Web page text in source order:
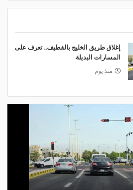
إغلاق طريق الخليج بالقطيف.. تعرف على
المسارات البديلة
منذ يوم